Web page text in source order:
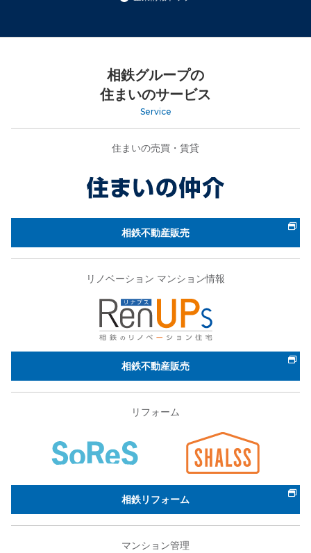
相鉄グループの
住まいのサービス
Service
住まいの売買・賃貸
相鉄不動産販売
リノベーション マンション情報
相鉄不動産販売
リフォーム
相鉄リフォーム
マンション管理